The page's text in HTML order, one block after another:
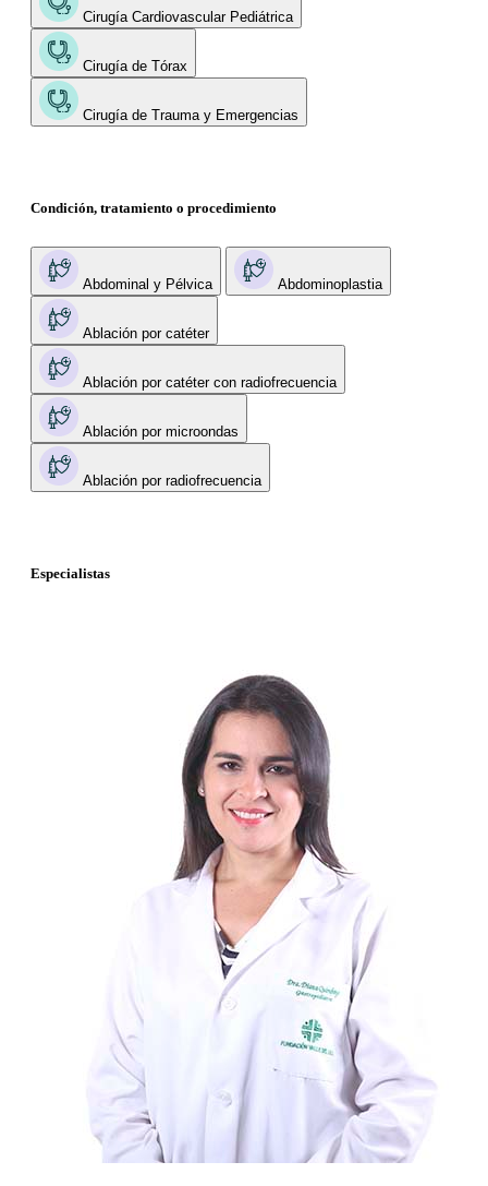
Cirugía Cardiovascular Pediátrica
Cirugía de Tórax
Cirugía de Trauma y Emergencias
Condición, tratamiento o procedimiento
Abdominal y Pélvica Abdominoplastia
Ablación por catéter
Ablación por catéter con radiofrecuencia
Ablación por microondas
Ablación por radiofrecuencia
Especialistas